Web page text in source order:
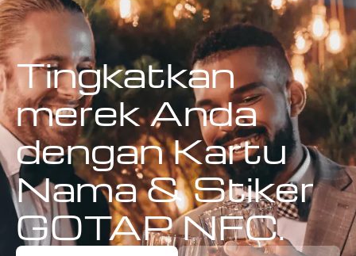
Tingkatkan
merek Anda
dengan Kartu
Nama & Stiker
GOTAP NFC.